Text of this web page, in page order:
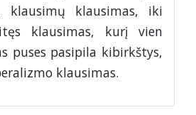
klausimas, iki
klausimas, kurį vien
puses pasipila kibirkštys,
klausimas.